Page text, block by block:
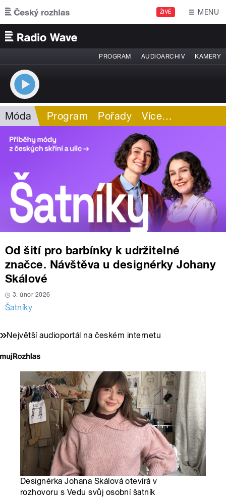
Přejít k hlavnímu obsahu
ŽIVĚ MENU
PROGRAM AUDIOARCHIV KAMERY
Móda Program Pořady Více…
Od šití pro barbínky k udržitelné
značce. Návštěva u designérky Johany
Skálové
3. únor 2026
Šatníky
Největší audioportál na českém internetu
Designérka Johana Skálová otevírá v
rozhovoru s Vedu svůj osobní šatník